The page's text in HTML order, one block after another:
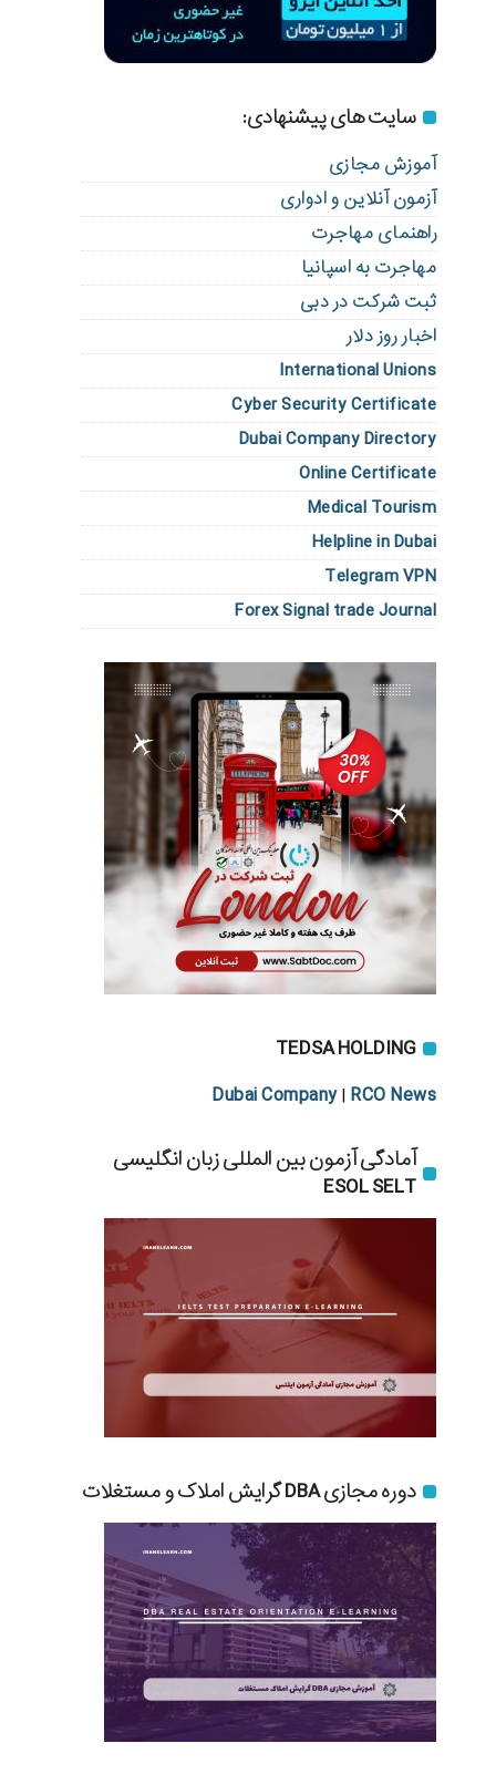
سایت های پیشنهادی:
آموزش مجازی
آزمون آنلاین و ادواری
راهنمای مهاجرت
مهاجرت به اسپانیا
ثبت شرکت در دبی
اخبار روز دلار
International Unions
Cyber Security Certificate
Dubai Company Directory
Online Certificate
Medical Tourism
Helpline in Dubai
Telegram VPN
Forex Signal trade Journal
TEDSA HOLDING
Dubai Company| RCO News
آمادگی آزمون بین المللی زبان انگلیسی
ESOL SELT
دوره مجازی DBA گرایش املاک و مستغلات